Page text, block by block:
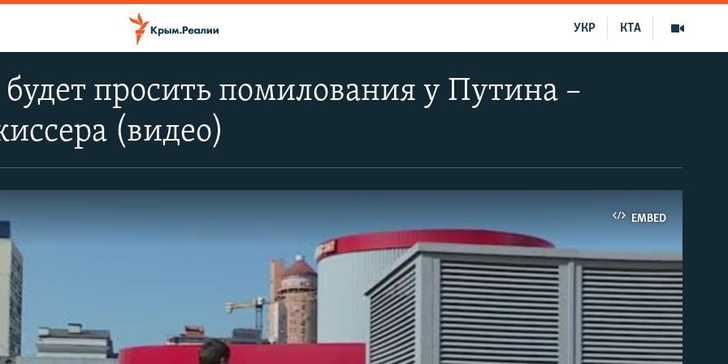
КТА
УКР
просить помилования у Путина –
(видео)
EMBED